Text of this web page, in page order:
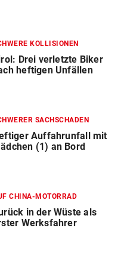
KOLLISIONEN
Drei verletzte Biker
heftigen Unfällen
SACHSCHADEN
Auffahrunfall mit
(1) an Bord
CHINA-MOTORRAD
in der Wüste als
Werksfahrer